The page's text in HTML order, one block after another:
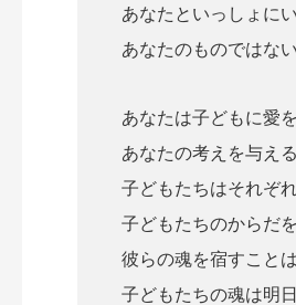
あなたといっしょに
あなたのものではない
あなたは子どもに愛
あなたの考えを与え
子どもたちはそれぞ
子どもたちのからだ
彼らの魂を宿すこと
子どもたちの魂は明